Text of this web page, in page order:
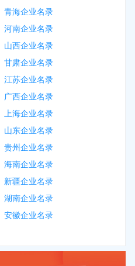
青海企业名录
河南企业名录
山西企业名录
甘肃企业名录
江苏企业名录
广西企业名录
上海企业名录
山东企业名录
贵州企业名录
海南企业名录
新疆企业名录
湖南企业名录
安徽企业名录